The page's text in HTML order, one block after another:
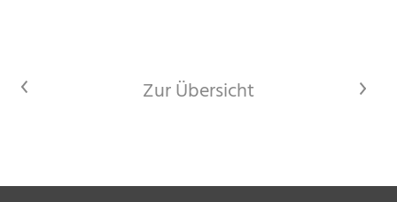
< Zur Übersicht >